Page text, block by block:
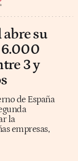
su
6.000
3 y
de España
la
empresas,